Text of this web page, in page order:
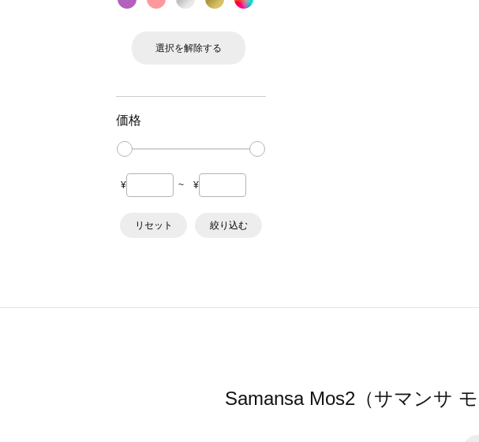
選択を解除する
価格
¥ ~ ¥
リセット 絞り込む
Samansa Mos2（サマンサ